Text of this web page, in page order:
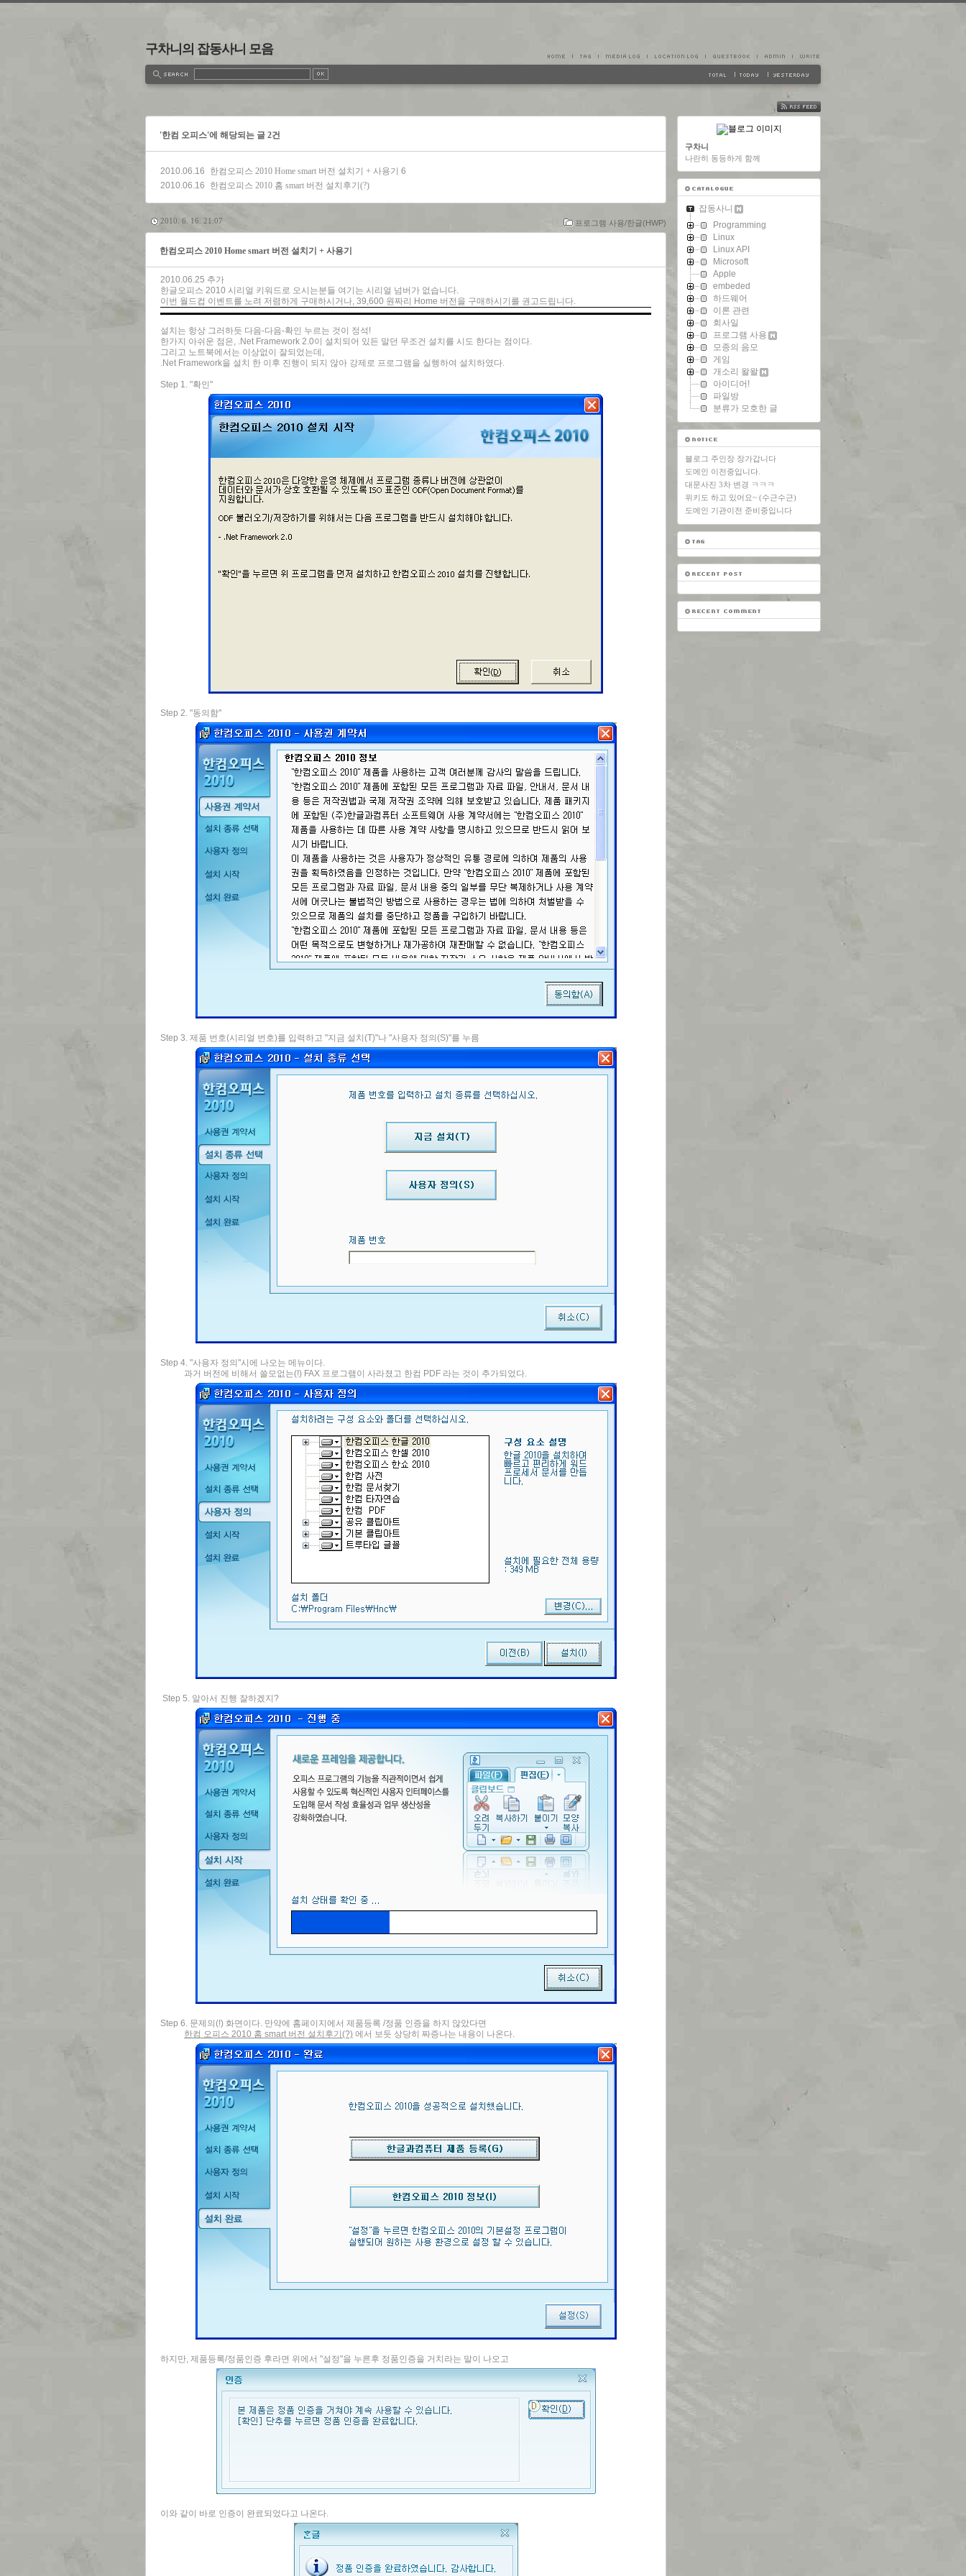
구차니의 잡동사니 모음
'한컴 오피스'에 해당되는 글 2건
2010.06.16 한컴오피스 2010 Home smart 버전 설치기 + 사용기 6
2010.06.16
한컴오피스 2010 홈 smart 버전 설치후기(?)
프로그램 사용/한글(HWP)
2010. 6. 16. 21:07
한컴오피스 2010 Home smart 버전 설치기 + 사용기
2010.06.25 추가
한글오피스 2010 시리얼 키워드로 오시는분들 여기는 시리얼 넘버가 없습니다.
이번 월드컵 이벤트를 노려 저렴하게 구매하시거나, 39,600 원짜리 Home 버전을 구매하시기를 권고드립니다.
설치는 항상 그러하듯 다음-다음-확인 누르는 것이 정석!
한가지 아쉬운 점은, .Net Framework 2.0이 설치되어 있든 말던 무조건 설치를 시도 한다는 점이다.
그리고 노트북에서는 이상없이 잘되었는데,
.Net Framework을 설치 한 이후 진행이 되지 않아 강제로 프로그램을 실행하여 설치하였다.
Step 1. "확인"
Step 2. "동의함"
Step 3. 제품 번호(시리얼 번호)를 입력하고 "지금 설치(T)"나 "사용자 정의(S)"를 누름
Step 4. "사용자 정의"시에 나오는 메뉴이다.
과거 버전에 비해서 쓸모없는(!) FAX 프로그램이 사라졌고 한컴 PDF 라는 것이 추가되었다.
Step 5. 알아서 진행 잘하겠지?
Step 6. 문제의(!) 화면이다. 만약에 홈페이지에서 제품등록 /정품 인증을 하지 않았다면
한컴 오피스 2010 홈 smart 버전 설치후기(?) 에서 보듯 상당히 짜증나는 내용이 나온다.
하지만, 제품등록/정품인증 후라면 위에서 "설정"을 누른후 정품인증을 거치라는 말이 나오고
이와 같이 바로 인증이 완료되었다고 나온다.
FEED
구차니
나란히 동등하게 함께
잡동사니
Programming
Linux
Linux API
Microsoft
Apple
embeded
하드웨어
이론 관련
회사일
프로그램 사용
모종의 음모
게임
개소리 왈왈
아이디어!
파일방
분류가 모호한 글
블로그 주인장 장가갑니다
도메인 이전중입니다.
대문사진 3차 변경 ㅋㅋㅋ
위키도 하고 있어요~ (수근수근)
도메인 기관이전 준비중입니다